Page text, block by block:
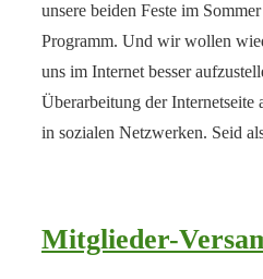
unsere beiden Feste im
Programm. Und wir wollen
uns im Internet besser
Überarbeitung der Internetseite
in sozialen Netzwerken. Seid
Mitglieder-